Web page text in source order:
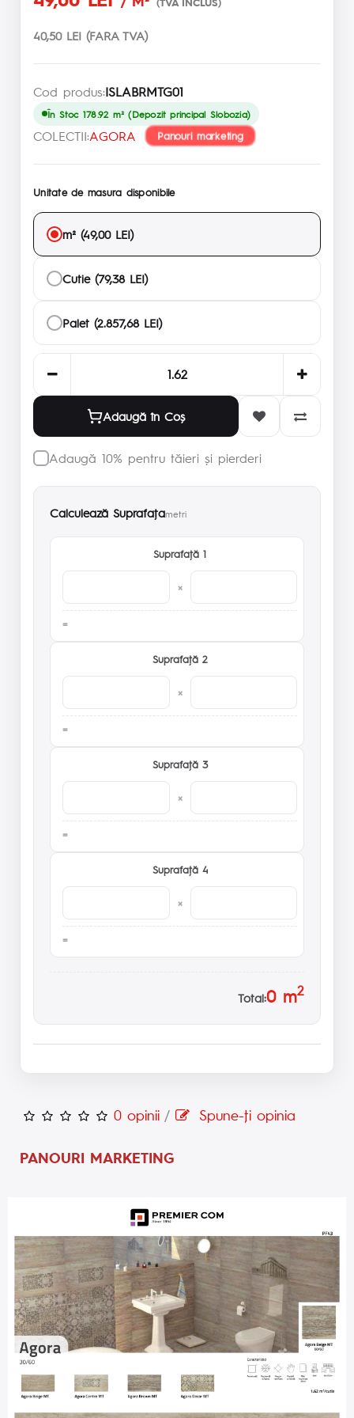
40,50 LEI (FARA TVA)
Cod produs:ISLABRMTG01
În Stoc 178.92 m² (Depozit principal Slobozia)
COLECTII:AGORA Panouri marketing
Unitate de masura disponibile
m² (49,00 LEI)
Cutie (79,38 LEI)
Palet (2.857,68 LEI)
Adaugă în Coş
Adaugă 10% pentru tăieri și pierderi
Calculează Suprafaţametri
Suprafaţă 1
×
Suprafaţă 2
×
Suprafaţă 3
×
Suprafaţă 4
×
Total:0m2
0 opinii / Spune-ţi opinia
PANOURI MARKETING